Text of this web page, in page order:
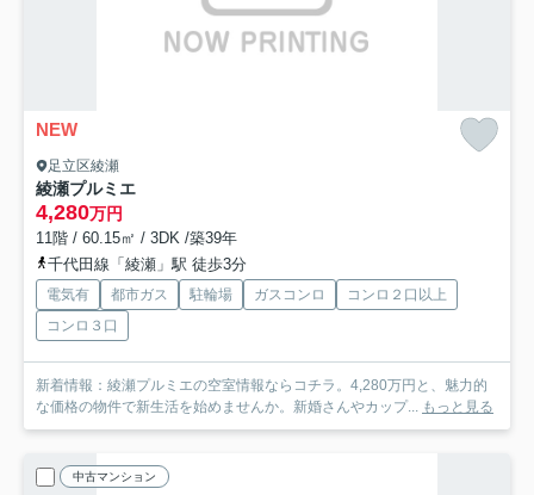
NEW
足立区綾瀬
綾瀬プルミエ
4,280万円
11階 / 60.15㎡ / 3DK /築39年
千代田線「綾瀬」駅 徒歩3分
電気有 都市ガス 駐輪場 ガスコンロ
コンロ２口以上
コンロ３口
新着情報：綾瀬プルミエの空室情報ならコチラ。4,280万円と、魅力的
な価格の物件で新生活を始めませんか。新婚さんやカップ... もっと見る
中古マンション